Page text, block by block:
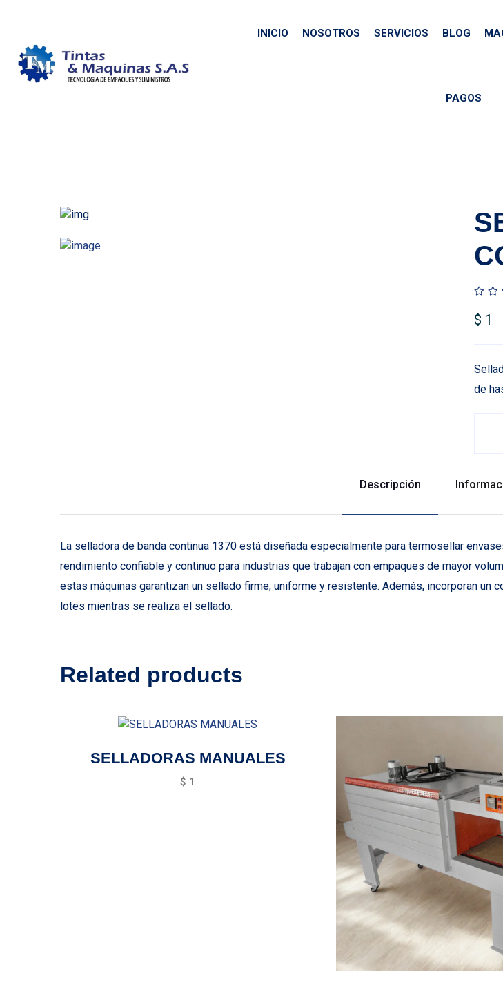
INICIO NOSOTROS SERVICIOS BLOG
PAGOS
$ 1
de
Descripción
La selladora de banda continua 1370 está diseñada especialmente para termosellar
rendimiento confiable y continuo para industrias que trabajan con empaques de mayor
estas máquinas garantizan un sellado firme, uniforme y resistente. Además, incorporan
lotes mientras se realiza el sellado.
Related products
SELLADORAS MANUALES
$ 1